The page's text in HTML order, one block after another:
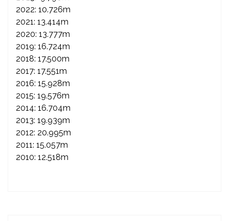
2022: 10.726m
2021: 13.414m
2020: 13.777m
2019: 16.724m
2018: 17.500m
2017: 17.551m
2016: 15.928m
2015: 19.576m
2014: 16.704m
2013: 19.939m
2012: 20.995m
2011: 15.057m
2010: 12.518m